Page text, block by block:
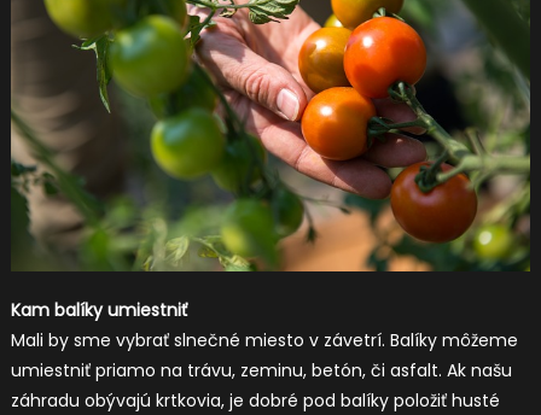
Kam balíky umiestniť
Mali by sme vybrať slnečné miesto v závetrí. Balíky môžeme
umiestniť priamo na trávu, zeminu, betón, či asfalt. Ak našu
záhradu obývajú krtkovia, je dobré pod balíky položiť husté